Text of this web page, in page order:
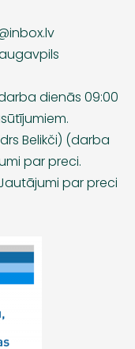
dienās 09:00
Belikči) (darba
par preci.
par preci